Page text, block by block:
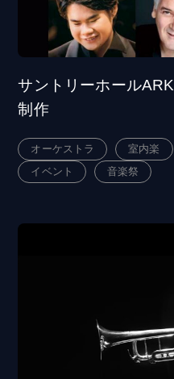
サントリーホール
制作
オーケストラ 室内楽
イベント
音楽祭